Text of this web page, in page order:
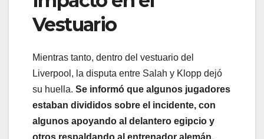
Vestuario
Mientras tanto, dentro del vestuario del
Liverpool, la disputa entre Salah y Klopp dejó
su huella. Se informó que algunos jugadores
estaban divididos sobre el incidente, con
algunos apoyando al delantero egipcio y
otros respaldando al entrenador alemán.